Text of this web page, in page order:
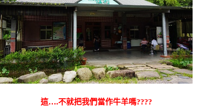
這….不就把我們當作牛羊嗎????